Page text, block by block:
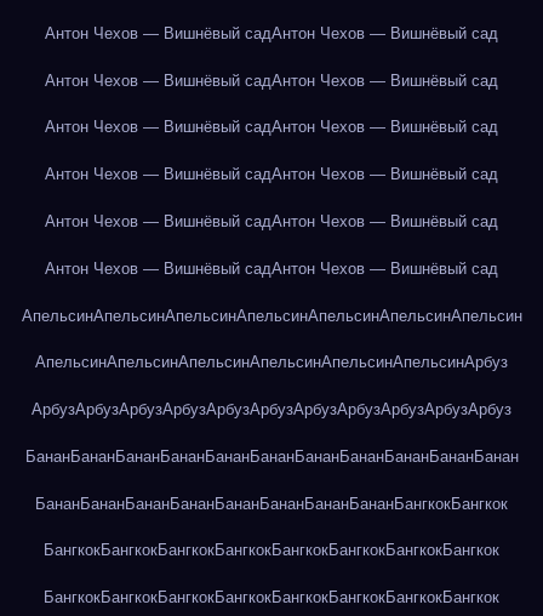
Антон Чехов — Вишнёвый садАнтон Чехов — Вишнёвый сад
Антон Чехов — Вишнёвый садАнтон Чехов — Вишнёвый сад
Антон Чехов — Вишнёвый садАнтон Чехов — Вишнёвый сад
Антон Чехов — Вишнёвый садАнтон Чехов — Вишнёвый сад
Антон Чехов — Вишнёвый садАнтон Чехов — Вишнёвый сад
Антон Чехов — Вишнёвый садАнтон Чехов — Вишнёвый сад
АпельсинАпельсинАпельсинАпельсинАпельсинАпельсинАпельсин
АпельсинАпельсинАпельсинАпельсинАпельсинАпельсинАрбуз
АрбузАрбузАрбузАрбузАрбузАрбузАрбузАрбузАрбузАрбузАрбуз
БананБананБананБананБананБананБананБананБананБананБанан
БананБананБананБананБананБананБананБананБангкокБангкок
БангкокБангкокБангкокБангкокБангкокБангкокБангкокБангкок
БангкокБангкокБангкокБангкокБангкокБангкокБангкокБангкок